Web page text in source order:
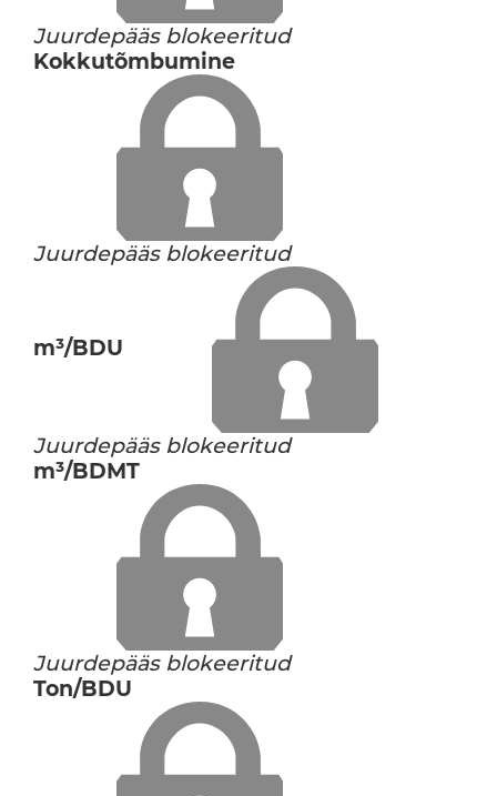
Juurdepääs blokeeritud
Kokkutõmbumine
Juurdepääs blokeeritud
m³/BDU
Juurdepääs blokeeritud
m³/BDMT
Juurdepääs blokeeritud
Ton/BDU